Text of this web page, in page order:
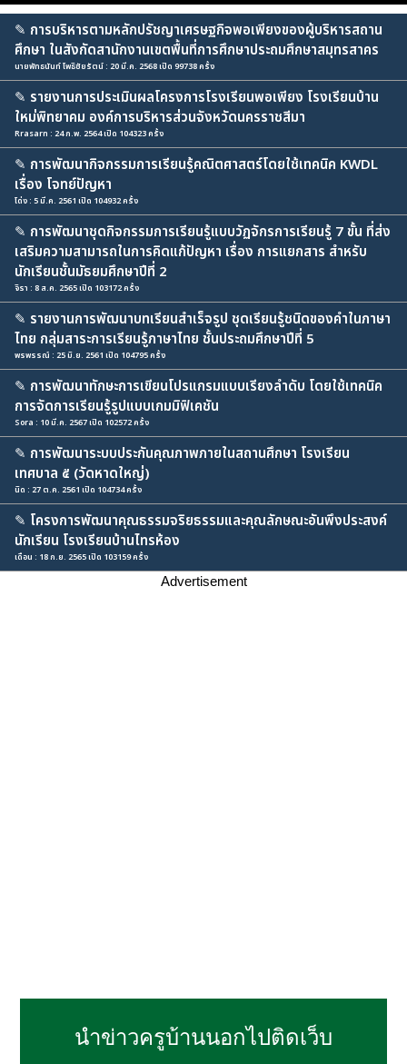
✎ การบริหารตามหลักปรัชญาเศรษฐกิจพอเพียงของผู้บริหารสถาน
ศึกษา ในสังกัดสานักงานเขตพื้นที่การศึกษาประถมศึกษาสมุทรสาคร
นายพัทธนันท์ โพธิชัยรัตน์ : 20 มี.ค. 2568 เปิด 99738 ครั้ง
✎ รายงานการประเมินผลโครงการโรงเรียนพอเพียง โรงเรียนบ้าน
ใหม่พิทยาคม องค์การบริหารส่วนจังหวัดนครราชสีมา
Rrasarn : 24 ก.พ. 2564 เปิด 104323 ครั้ง
✎ การพัฒนากิจกรรมการเรียนรู้คณิตศาสตร์โดยใช้เทคนิค KWDL
เรื่อง โจทย์ปัญหา
โด่ง : 5 มี.ค. 2561 เปิด 104932 ครั้ง
✎ การพัฒนาชุดกิจกรรมการเรียนรู้แบบวัฏจักรการเรียนรู้ 7 ขั้น ที่ส่ง
เสริมความสามารถในการคิดแก้ปัญหา เรื่อง การแยกสาร สำหรับ
นักเรียนชั้นมัธยมศึกษาปีที่ 2
จิรา : 8 ส.ค. 2565 เปิด 103172 ครั้ง
✎ รายงานการพัฒนาบทเรียนสำเร็จรูป ชุดเรียนรู้ชนิดของคำในภาษา
ไทย กลุ่มสาระการเรียนรู้ภาษาไทย ชั้นประถมศึกษาปีที่ 5
พรพรรณ์ : 25 มิ.ย. 2561 เปิด 104795 ครั้ง
✎ การพัฒนาทักษะการเขียนโปรแกรมแบบเรียงลำดับ โดยใช้เทคนิค
การจัดการเรียนรู้รูปแบบเกมมิฟิเคชัน
Sora : 10 มี.ค. 2567 เปิด 102572 ครั้ง
✎ การพัฒนาระบบประกันคุณภาพภายในสถานศึกษา โรงเรียน
เทศบาล ๕ (วัดหาดใหญ่)
นิด : 27 ต.ค. 2561 เปิด 104734 ครั้ง
✎ โครงการพัฒนาคุณธรรมจริยธรรมและคุณลักษณะอันพึงประสงค์
นักเรียน โรงเรียนบ้านไทรห้อง
เดือน : 18 ก.ย. 2565 เปิด 103159 ครั้ง
Advertisement
นำข่าวครูบ้านนอกไปติดเว็บ